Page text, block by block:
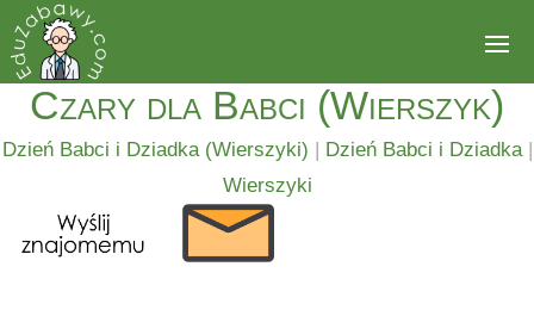
Czary dla Babci (Wierszyk)
Dzień Babci i Dziadka (Wierszyki) | Dzień Babci i Dziadka|
Wierszyki